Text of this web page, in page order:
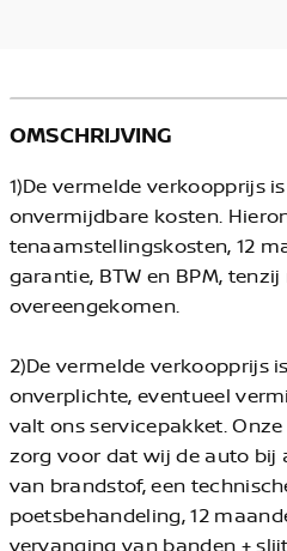
OMSCHRIJVING
1)De vermelde verkoopprijs
onvermijdbare kosten.
tenaamstellingskosten, 12
garantie, BTW en BPM,
overeengekomen.
2)De vermelde verkoopprijs
onverplichte, eventueel
valt ons servicepakket.
zorg voor dat wij de auto bij
van brandstof, een
poetsbehandeling, 12
vervanging van banden +